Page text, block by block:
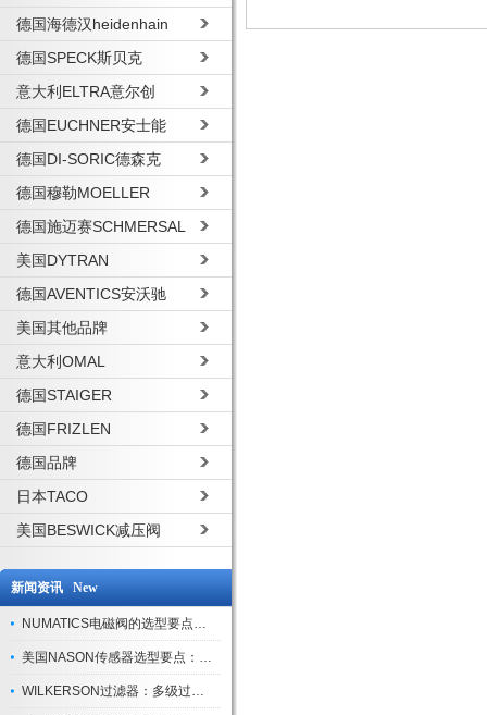
德国海德汉heidenhain
德国SPECK斯贝克
意大利ELTRA意尔创
德国EUCHNER安士能
德国DI-SORIC德森克
德国穆勒MOELLER
德国施迈赛SCHMERSAL
美国DYTRAN
德国AVENTICS安沃驰
美国其他品牌
意大利OMAL
德国STAIGER
德国FRIZLEN
德国品牌
日本TACO
美国BESWICK减压阀
新闻资讯 New
NUMATICS电磁阀的选型要点与使用注意事项
美国NASON传感器选型要点：精度、量程与接口适配指南
WILKERSON过滤器：多级过滤技术，适配多行业净化需求